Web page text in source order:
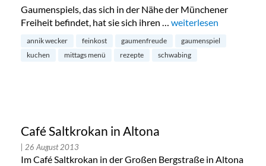
Gaumenspiels, das sich in der Nähe der Münchener
Freiheit befindet, hat sie sich ihren … „Gaumenspiel Annik
weiterlesen
annik wecker feinkost gaumenfreude
gaumenspiel
kuchen
mittags menü rezepte schwabing
Café Saltkrokan in Altona
| 26 August 2013
Im Café Saltkrokan in der Großen Bergstraße in Altona